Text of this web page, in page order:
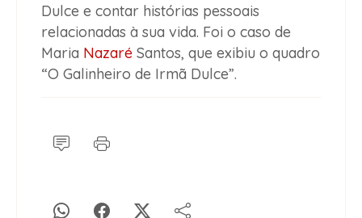
Dulce e contar histórias pessoais
relacionadas à sua vida. Foi o caso de
Maria Nazaré Santos, que exibiu o quadro
“O Galinheiro de Irmã Dulce”.